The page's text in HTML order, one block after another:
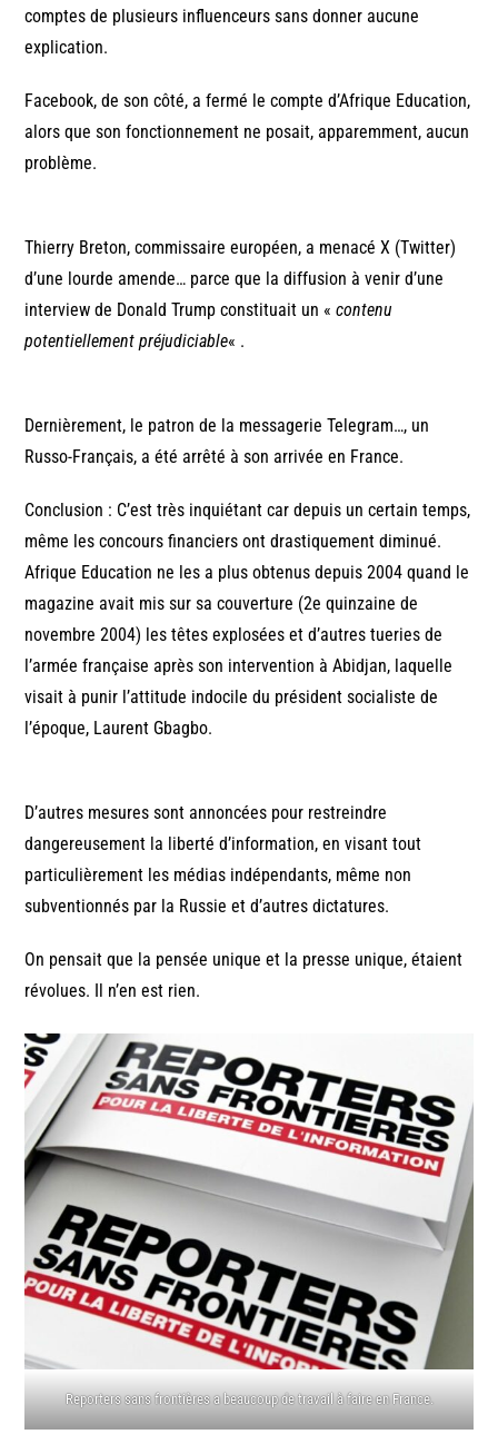
comptes de plusieurs influenceurs sans donner aucune
explication.
Facebook, de son côté, a fermé le compte d’Afrique Education,
alors que son fonctionnement ne posait, apparemment, aucun
problème.
Thierry Breton, commissaire européen, a menacé X (Twitter)
d’une lourde amende… parce que la diffusion à venir d’une
interview de Donald Trump constituait un «contenu
potentiellement préjudiciable« .
Dernièrement, le patron de la messagerie Telegram…, un
Russo-Français, a été arrêté à son arrivée en France.
Conclusion : C’est très inquiétant car depuis un certain temps,
même les concours financiers ont drastiquement diminué.
Afrique Education ne les a plus obtenus depuis 2004 quand le
magazine avait mis sur sa couverture (2e quinzaine de
novembre 2004) les têtes explosées et d’autres tueries de
l’armée française après son intervention à Abidjan, laquelle
visait à punir l’attitude indocile du président socialiste de
l’époque, Laurent Gbagbo.
D’autres mesures sont annoncées pour restreindre
dangereusement la liberté d’information, en visant tout
particulièrement les médias indépendants, même non
subventionnés par la Russie et d’autres dictatures.
On pensait que la pensée unique et la presse unique, étaient
révolues. Il n’en est rien.
Reporters sans frontières a beaucoup de travail à faire en France.